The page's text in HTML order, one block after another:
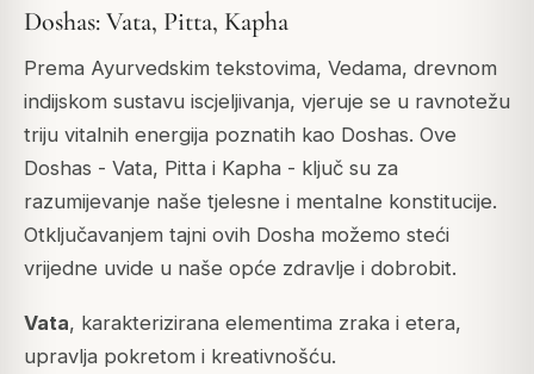
Doshas: Vata, Pitta, Kapha
Prema Ayurvedskim tekstovima, Vedama, drevnom
indijskom sustavu iscjeljivanja, vjeruje se u ravnotežu
triju vitalnih energija poznatih kao Doshas. Ove
Doshas - Vata, Pitta i Kapha - ključ su za
razumijevanje naše tjelesne i mentalne konstitucije.
Otključavanjem tajni ovih Dosha možemo steći
vrijedne uvide u naše opće zdravlje i dobrobit.
Vata, karakterizirana elementima zraka i etera,
upravlja pokretom i kreativnošću.